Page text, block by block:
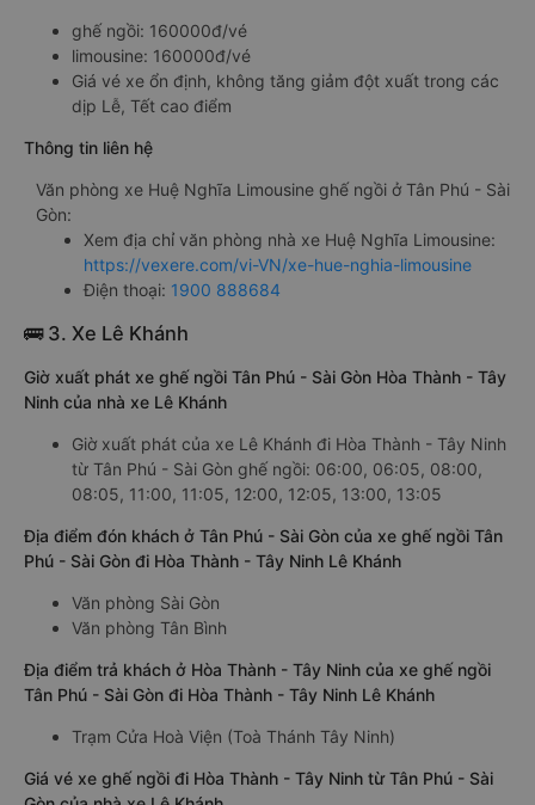
ghế ngồi: 160000đ/vé
limousine: 160000đ/vé
Giá vé xe ổn định, không tăng giảm đột xuất trong các
dịp Lễ, Tết cao điểm
Thông tin liên hệ
Văn phòng xe Huệ Nghĩa Limousine ghế ngồi ở Tân Phú - Sài
Gòn:
Xem địa chỉ văn phòng nhà xe Huệ Nghĩa Limousine:
https://vexere.com/vi-VN/xe-hue-nghia-limousine
Điện thoại: 1900 888684
🚌 3. Xe Lê Khánh
Giờ xuất phát xe ghế ngồi Tân Phú - Sài Gòn Hòa Thành - Tây
Ninh của nhà xe Lê Khánh
Giờ xuất phát của xe Lê Khánh đi Hòa Thành - Tây Ninh
từ Tân Phú - Sài Gòn ghế ngồi: 06:00, 06:05, 08:00,
08:05, 11:00, 11:05, 12:00, 12:05, 13:00, 13:05
Địa điểm đón khách ở Tân Phú - Sài Gòn của xe ghế ngồi Tân
Phú - Sài Gòn đi Hòa Thành - Tây Ninh Lê Khánh
Văn phòng Sài Gòn
Văn phòng Tân Bình
Địa điểm trả khách ở Hòa Thành - Tây Ninh của xe ghế ngồi
Tân Phú - Sài Gòn đi Hòa Thành - Tây Ninh Lê Khánh
Trạm Cửa Hoà Viện (Toà Thánh Tây Ninh)
Giá vé xe ghế ngồi đi Hòa Thành - Tây Ninh từ Tân Phú - Sài